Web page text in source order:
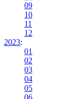
09
10
11
12
2023:
01
02
03
04
05